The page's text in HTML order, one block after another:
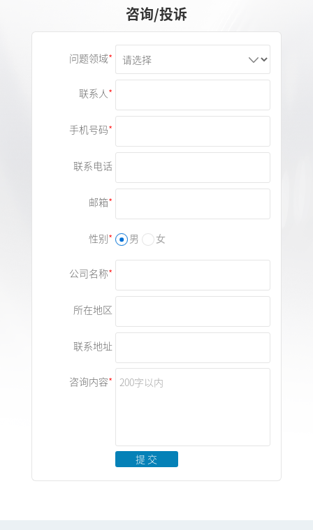
咨询/投诉
问题领域
联系人
手机号码
联系电话
邮箱
性别 男 女
公司名称
所在地区
联系地址
咨询内容
提 交